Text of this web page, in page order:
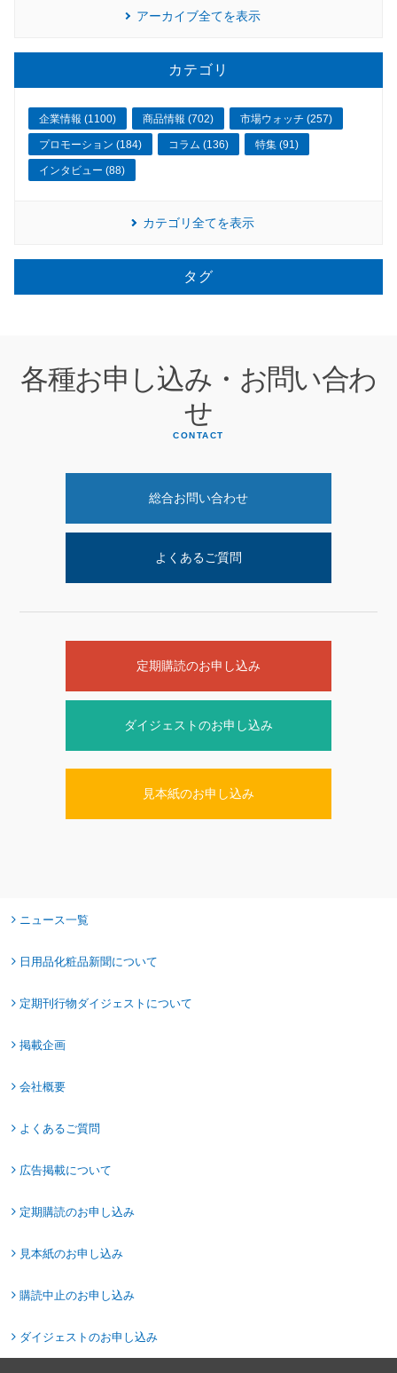
アーカイブ全てを表示
カテゴリ
企業情報 (1100) 商品情報 (702) 市場ウォッチ (257)
プロモーション (184) コラム (136) 特集 (91)
インタビュー (88)
カテゴリ全てを表示
タグ
各種お申し込み・お問い合わ
せ
CONTACT
総合お問い合わせ
よくあるご質問
定期購読のお申し込み
ダイジェストのお申し込み
見本紙のお申し込み
ニュース一覧
日用品化粧品新聞について
定期刊行物ダイジェストについて
掲載企画
会社概要
よくあるご質問
広告掲載について
定期購読のお申し込み
見本紙のお申し込み
購読中止のお申し込み
ダイジェストのお申し込み